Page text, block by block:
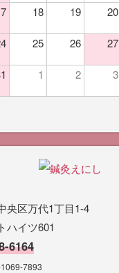
18 19 20
25 26 27
1 2 3
央区万代1丁目1-4
ハイツ601
6164
7893